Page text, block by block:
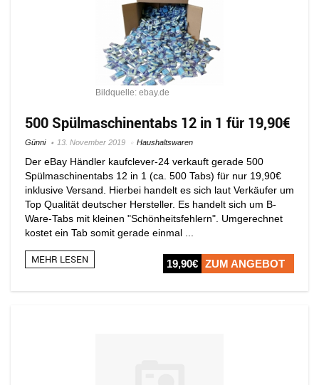
Bildquelle: ebay.de
500 Spülmaschinentabs 12 in 1 für 19,90€
Günni 13. November 2019 Haushaltswaren
Der eBay Händler kaufclever-24 verkauft gerade 500
Spülmaschinentabs 12 in 1 (ca. 500 Tabs) für nur 19,90€
inklusive Versand. Hierbei handelt es sich laut Verkäufer um
Top Qualität deutscher Hersteller. Es handelt sich um B-
Ware-Tabs mit kleinen "Schönheitsfehlern". Umgerechnet
kostet ein Tab somit gerade einmal ...
MEHR LESEN 19,90€ ZUM ANGEBOT